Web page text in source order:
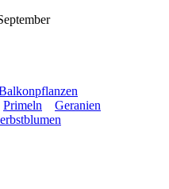
Primeln
Geranien